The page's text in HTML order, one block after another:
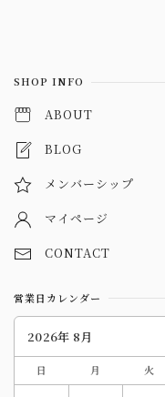
SHOP INFO
ABOUT
BLOG
メンバーシップ
マイページ
CONTACT
営業日カレンダー
2026年 8月
日 月 火